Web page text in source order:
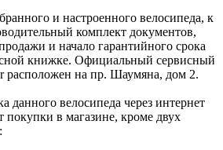
и настроенного велосипеда, к
комплект документов,
и начало гарантийного срока
книжке. Официальный сервисный
расположен на пр. Шаумяна, дом 2.
данного велосипеда через интернет
покупки в магазине, кроме двух